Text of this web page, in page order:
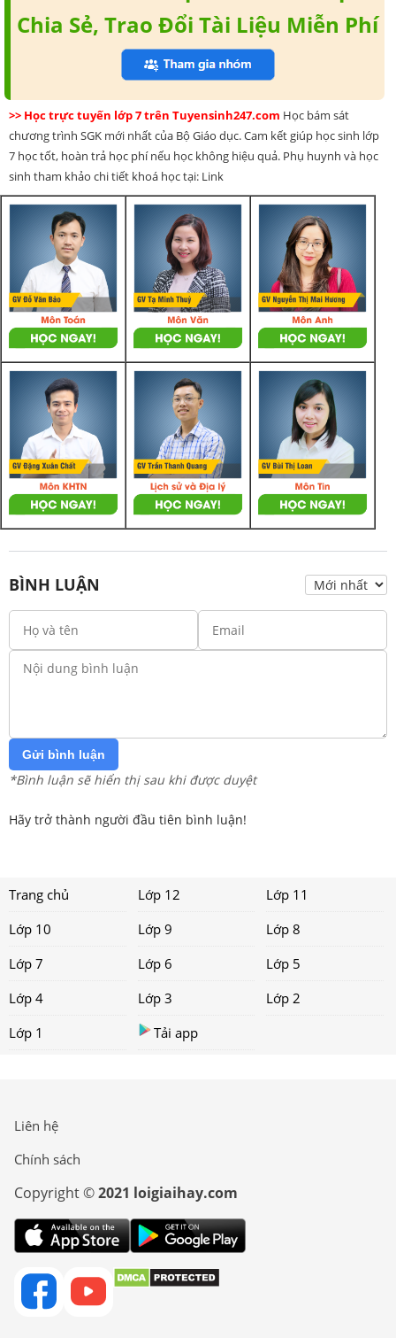
Chia Sẻ, Trao Đổi Tài Liệu Miễn Phí
>> Học trực tuyến lớp 7 trên Tuyensinh247.com Học bám sát
chương trình SGK mới nhất của Bộ Giáo dục. Cam kết giúp học sinh lớp
7 học tốt, hoàn trả học phí nếu học không hiệu quả. Phụ huynh và học
sinh tham khảo chi tiết khoá học tại: Link
BÌNH LUẬN
Gửi bình luận
*Bình luận sẽ hiển thị sau khi được duyệt
Hãy trở thành người đầu tiên bình luận!
Trang chủ Lớp 12
Lớp 11
Lớp 10
Lớp 9
Lớp 8
Lớp 7
Lớp 6
Lớp 5
Lớp 4
Lớp 3
Lớp 2
Lớp 1
Tải app
Liên hệ
Chính sách
Copyright ©2021 loigiaihay.com